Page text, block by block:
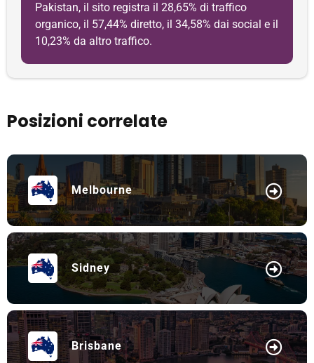
Pakistan, il sito registra il 28,65% di traffico
organico, il 57,44% diretto, il 34,58% dai social e il
10,23% da altro traffico.
Posizioni correlate
Melbourne
Sidney
Brisbane